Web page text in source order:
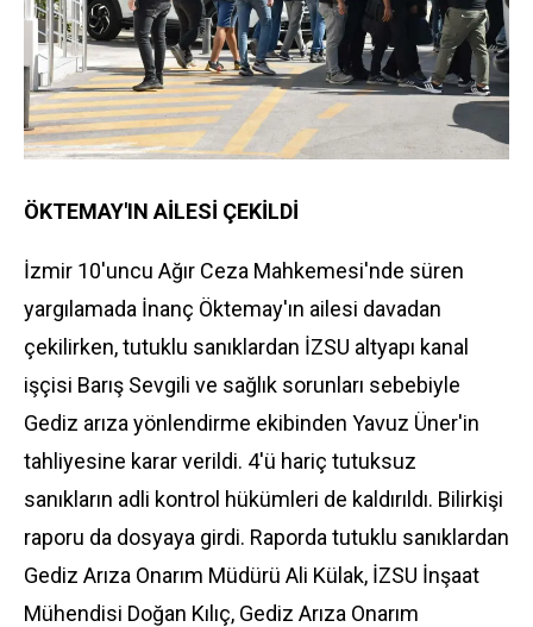
ÖKTEMAY'IN AİLESİ ÇEKİLDİ
İzmir 10'uncu Ağır Ceza Mahkemesi'nde süren
yargılamada İnanç Öktemay'ın ailesi davadan
çekilirken, tutuklu sanıklardan İZSU altyapı kanal
işçisi Barış Sevgili ve sağlık sorunları sebebiyle
Gediz arıza yönlendirme ekibinden Yavuz Üner'in
tahliyesine karar verildi. 4'ü hariç tutuksuz
sanıkların adli kontrol hükümleri de kaldırıldı. Bilirkişi
raporu da dosyaya girdi. Raporda tutuklu sanıklardan
Gediz Arıza Onarım Müdürü Ali Külak, İZSU İnşaat
Mühendisi Doğan Kılıç, Gediz Arıza Onarım